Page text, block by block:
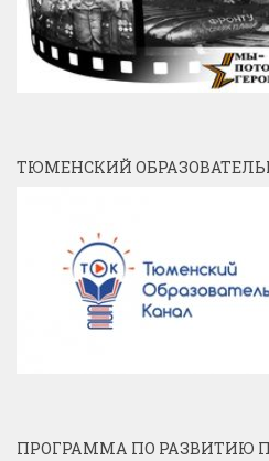
ТЮМЕНСКИЙ
ПРОГРАММА ПО РАЗВИТИЮ